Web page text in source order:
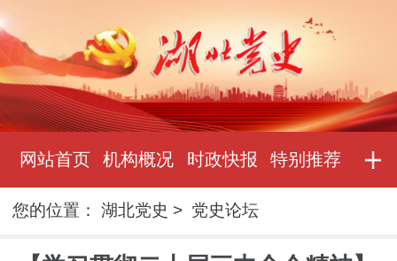
网站首页 机构概况 时政快报 特别推荐
您的位置：湖北党史 > 党史论坛